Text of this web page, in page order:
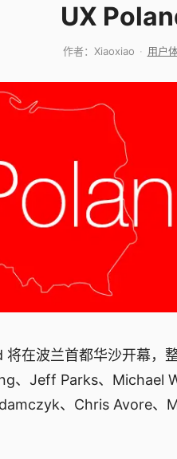
UX
作者： Xiaoxiao 用户
在波兰首都华沙开幕，
、Jeff Parks、Michael
、Chris Avore